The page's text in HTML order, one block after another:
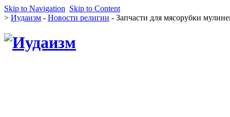
Skip to Navigation Skip to Content
> Иудаизм - Новости религии - Запчасти для мясорубки